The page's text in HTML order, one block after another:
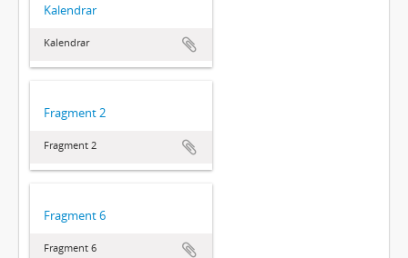
Kalendrar
Kalendrar
Fragment 2
Fragment 2
Fragment 6
Fragment 6